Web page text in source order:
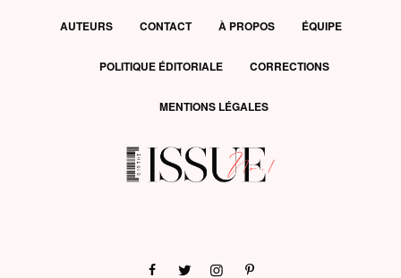
AUTEURS CONTACT À PROPOS ÉQUIPE
POLITIQUE ÉDITORIALE CORRECTIONS
MENTIONS LÉGALES